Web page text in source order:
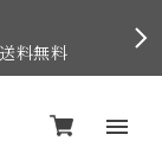
料無料